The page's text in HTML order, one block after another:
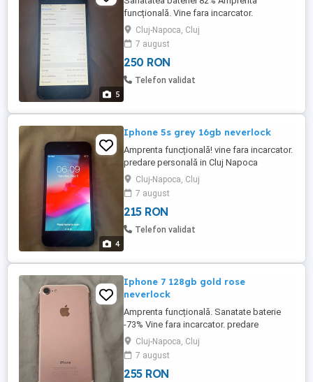
5
funcțională. Vine fara incarcator.
Cluj-Napoca, Cluj
7 august
250 RON
Telefon validat
4
Iphone 5s grey 16gb neverlock
Amprenta funcțională! vine fara incarcator.
predare personală in Cluj Napoca
Cluj-Napoca, Cluj
7 august
215 RON
Telefon validat
Iphone 7 128gb gold rose
neverlock
Amprenta funcțională. Sanatate baterie
-73% Vine fara incarcator. predare
personala la Cluj Napoca!
Cluj-Napoca, Cluj
7 august
255 RON